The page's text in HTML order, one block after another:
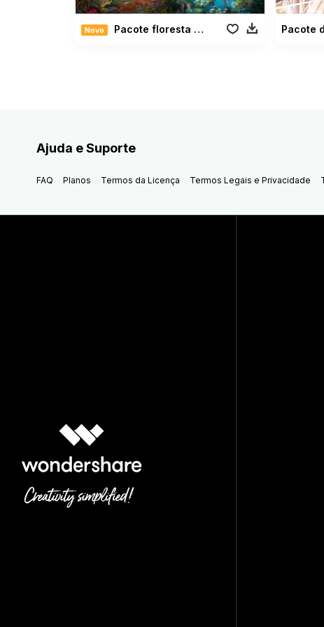
Novo Pacote floresta misteriosa Pacote
Ajuda e Suporte
FAQ Planos Termos da Licença Termos Legais e Privacidade